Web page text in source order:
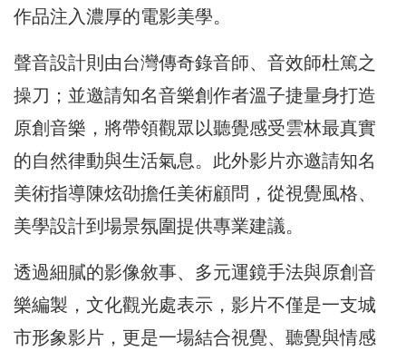
作品注入濃厚的電影美學。
聲音設計則由台灣傳奇錄音師、音效師杜篤之
操刀；並邀請知名音樂創作者溫子捷量身打造
原創音樂，將帶領觀眾以聽覺感受雲林最真實
的自然律動與生活氣息。此外影片亦邀請知名
美術指導陳炫劭擔任美術顧問，從視覺風格、
美學設計到場景氛圍提供專業建議。
透過細膩的影像敘事、多元運鏡手法與原創音
樂編製，文化觀光處表示，影片不僅是一支城
市形象影片，更是一場結合視覺、聽覺與情感